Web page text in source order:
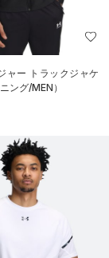
ャー トラックジャケ
ング/MEN）